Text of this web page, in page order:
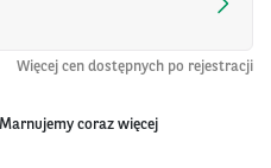
Więcej cen dostępnych po rejestracji
Marnujemy coraz więcej